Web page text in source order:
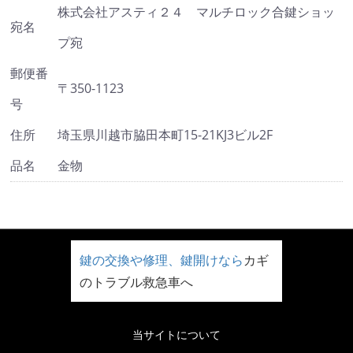
宛名
株式会社アスティ２４ マルチロック合鍵ショッ
プ宛
郵便番
号
〒350-1123
住所
埼玉県川越市脇田本町15-21KJ3ビル2F
品名
金物
鍵の交換や修理、鍵開けならカギ
のトラブル救急車へ
当サイトについて